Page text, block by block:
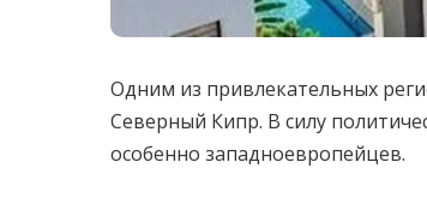
Одним из привлекательных
Северный Кипр. В силу
особенно западноевропейцев.